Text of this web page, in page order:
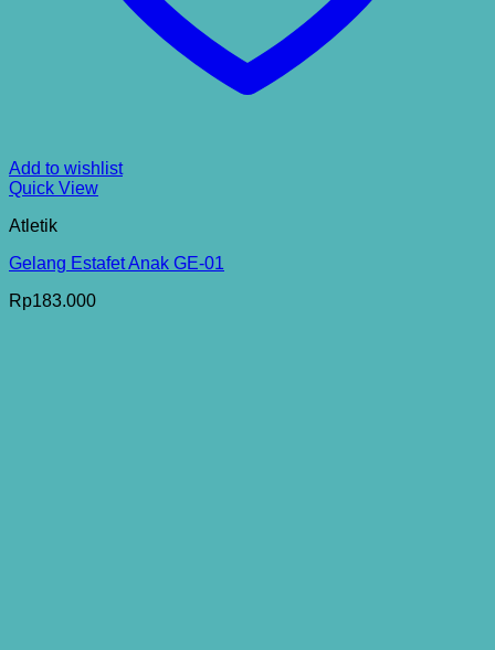
Add to wishlist
Quick View
Atletik
Gelang Estafet Anak GE-01
Rp183.000